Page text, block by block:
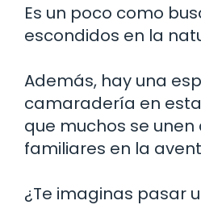
Es un poco como
escondidos en la
Además, hay una
camaradería en
que muchos se
familiares en la
¿Te imaginas pasar